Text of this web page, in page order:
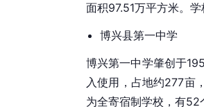
面积97.51万平方米。学
博兴县第一中学
博兴第一中学肇创于
入使用，占地约277亩
为全寄宿制学校，有